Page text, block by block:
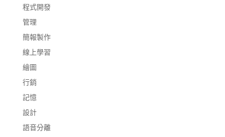
程式開發
管理
簡報製作
線上學習
繪圖
行銷
記憶
設計
語音分離